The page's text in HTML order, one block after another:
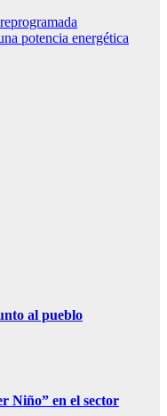
potencia energética
al pueblo
Niño” en el sector